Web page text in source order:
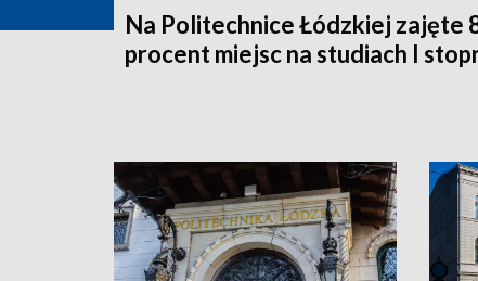
Na Politechnice Łódzkiej zajęte
procent miejsc na studiach I